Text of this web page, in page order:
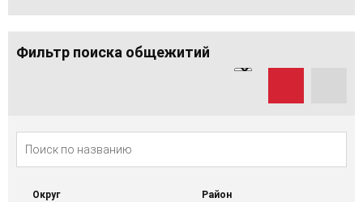
Фильтр поиска общежитий
Округ Район